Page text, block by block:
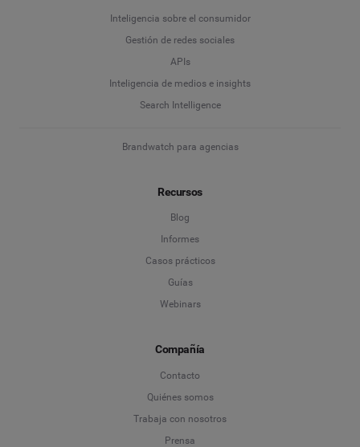
Inteligencia sobre el consumidor
Gestión de redes sociales
APIs
Inteligencia de medios e insights
Search Intelligence
Brandwatch para agencias
Recursos
Blog
Informes
Casos prácticos
Guías
Webinars
Compañía
Contacto
Quiénes somos
Trabaja con nosotros
Prensa